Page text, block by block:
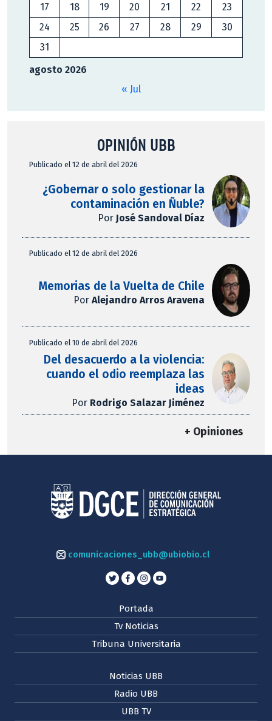
agosto 2026
17
18 19 20 21 22
23
24
25 26 27 28 29
30
31
« Jul
OPINIÓN UBB
Publicado el 12 de abril del 2026
¿Gobernar o solo gestionar la
contaminación en Ñuble?
Por José Sandoval Díaz
Publicado el 12 de abril del 2026
Memorias de la Vuelta de Chile
PorAlejandro Arros Aravena
Publicado el 10 de abril del 2026
Del desacuerdo a la violencia:
cuando el odio reemplaza las
ideas
Por Rodrigo Salazar Jiménez
+ Opiniones
comunicaciones_ubb@ubiobio.cl
Portada
Tv Noticias
Tribuna Universitaria
Noticias UBB
Radio UBB
UBB TV